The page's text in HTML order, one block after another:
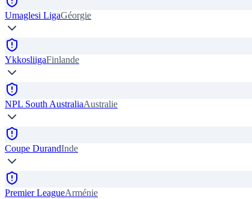
Umaglesi LigaGéorgie
YkkosliigaFinlande
NPL South AustraliaAustralie
Coupe DurandInde
Premier LeagueArménie